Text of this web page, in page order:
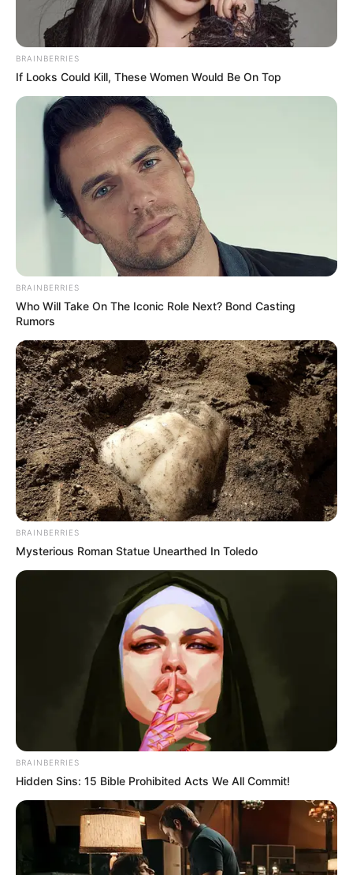
BRAINBERRIES
If Looks Could Kill, These Women Would Be On Top
BRAINBERRIES
Who Will Take On The Iconic Role Next? Bond Casting
Rumors
BRAINBERRIES
Mysterious Roman Statue Unearthed In Toledo
BRAINBERRIES
Hidden Sins: 15 Bible Prohibited Acts We All Commit!